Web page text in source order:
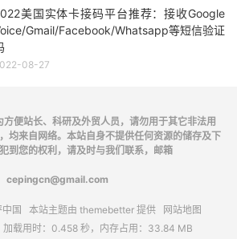
美国实体卡接码平台推荐：接收Google
Gmail/Facebook/Whatsapp等短信验证
08-27
方便站长、科研及外贸人员，请勿用于其它非法用
均来自网络。本站自身不提供任何资源的储存及下
到您的权利，请及时与我们联系，邮箱
cepingcn@gmail.com
国 本站主题由 themebetter 提供
网站地图
加载用时：0.458 秒，内存占用：33.84 MB